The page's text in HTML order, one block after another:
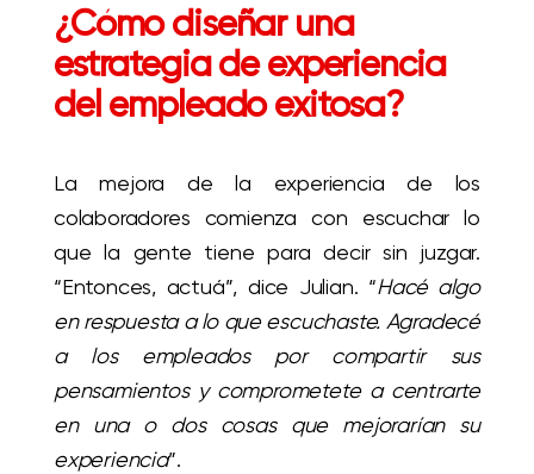
¿Cómo diseñar una
estrategia de experiencia
del empleado exitosa?
La mejora de la experiencia de los
colaboradores comienza con escuchar lo
que la gente tiene para decir sin juzgar.
“Entonces, actuá”, dice Julian. “Hacé algo
en respuesta a lo que escuchaste. Agradecé
a los empleados por compartir sus
pensamientos y comprometete a centrarte
en una o dos cosas que mejorarían su
experiencia”.